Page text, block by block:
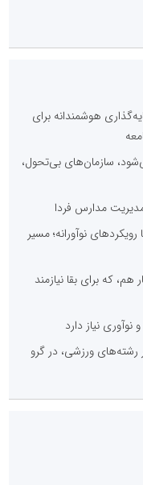
هوشمندانه برای
سازمان‌های بی‌تحول،
مدارس فردا
نوآورانه؛ مسیر
که برای بقا نیازمند
نیاز دارد
ورزشی، در گرو